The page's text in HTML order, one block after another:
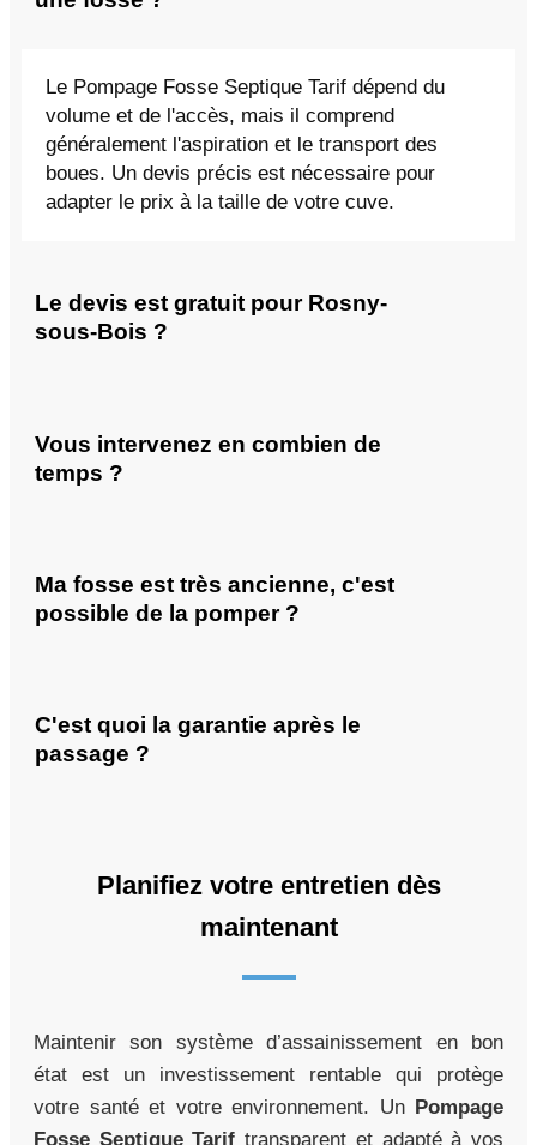
Le Pompage Fosse Septique Tarif dépend du
volume et de l'accès, mais il comprend
généralement l'aspiration et le transport des
boues. Un devis précis est nécessaire pour
adapter le prix à la taille de votre cuve.
Le devis est gratuit pour Rosny-
sous-Bois ?
Vous intervenez en combien de
temps ?
Ma fosse est très ancienne, c'est
possible de la pomper ?
C'est quoi la garantie après le
passage ?
Planifiez votre entretien dès
maintenant
Maintenir son système d’assainissement en bon
état est un investissement rentable qui protège
votre santé et votre environnement. Un Pompage
Fosse Septique Tarif transparent et adapté à vos